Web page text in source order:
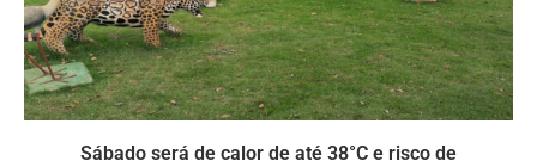
Sábado será de calor de até 38°C e risco de